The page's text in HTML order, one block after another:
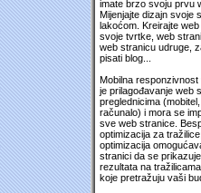
imate brzo svoju prvu
Mijenjajte dizajn svoje
lakoćom. Kreirajte
svoje tvrtke, web
web stranicu udruge,
pisati blog...
Mobilna responzivnost
je prilagođavanje web
preglednicima (mobitel,
računalo) i mora se
sve web stranice.
optimizacija za
optimizacija
stranici da se
rezultata na
koje pretražuju vaši